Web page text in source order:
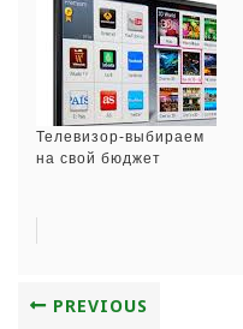
Телевизор-выбираем
на свой бюджет
PREVIOUS